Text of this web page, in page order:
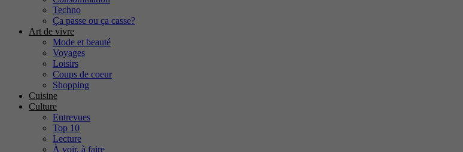
Techno
Ça passe ou ça casse?
Art de vivre
Mode et beauté
Voyages
Loisirs
Coups de coeur
Shopping
Cuisine
Culture
Entrevues
Top 10
Lecture
À voir, à faire